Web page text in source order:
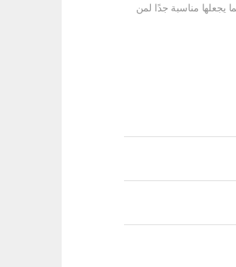
يجعلها مناسبة جدًا لمن